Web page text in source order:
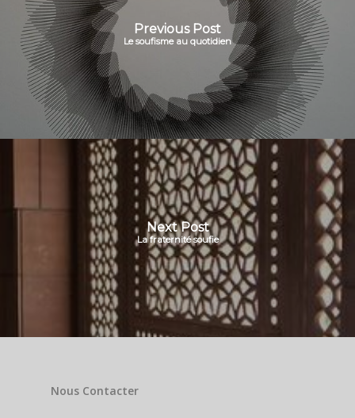
Previous Post
Le soufisme au quotidien
Next Post
La fraternité soufie
Nous Contacter